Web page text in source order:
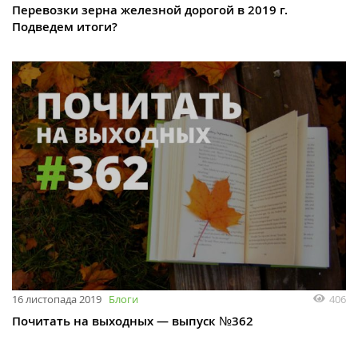
Перевозки зерна железной дорогой в 2019 г.
Подведем итоги?
16 листопада 2019 Блоги 406
Почитать на выходных — выпуск №362